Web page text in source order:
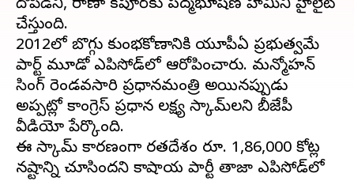
దోపిడీని, రాణా కపూర్‌కు పద్మభూషణ్ హామీని హైలైట్
చేస్తుంది.
2012లో బొగ్గు కుంభకోణానికి యూపీఏ ప్రభుత్వమే
పార్ట్ మూడో ఎపిసోడ్‌లో ఆరోపించారు. మన్మోహన్
సింగ్ రెండవసారి ప్రధానమంత్రి అయినప్పుడు
అప్పట్లో కాంగ్రెస్ ప్రధాన లక్ష్య స్కామ్‌లని బీజేపీ
వీడియో పేర్కొంది.
ఈ స్కామ్ కారణంగా భారతదేశం రూ. 1,86,000 కోట్ల
నష్టాన్ని చూసిందని కాషాయ పార్టీ తాజా ఎపిసోడ్‌లో